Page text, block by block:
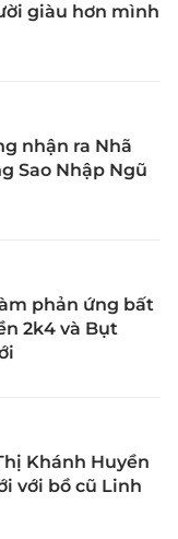
giàu hơn mình
nhận ra Nhã
Sao Nhập Ngũ
phản ứng bất
2k4 và Bụt
Khánh Huyền
với bồ cũ Linh